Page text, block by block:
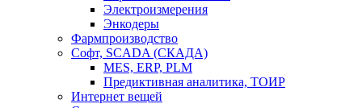
Электроизмерения
Энкодеры
Фармпроизводство
Софт, SCADA (СКАДА)
MES, ERP, PLM
Предиктивная аналитика, ТОИР
Интернет вещей